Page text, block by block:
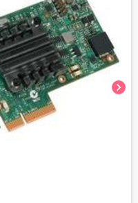
chevron_right